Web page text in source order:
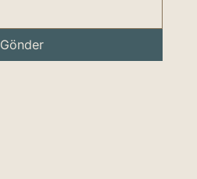
Gönder